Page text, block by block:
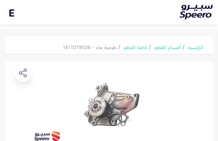
E
الرئيسية أقسام القطع كافة القطع طرمبة ماء - 1611079026